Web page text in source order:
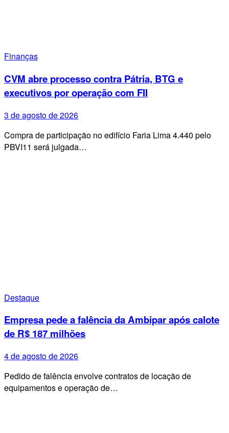
Finanças
CVM abre processo contra Pátria, BTG e
executivos por operação com FII
3 de agosto de 2026
Compra de participação no edifício Faria Lima 4.440 pelo
PBVI11 será julgada…
Destaque
Empresa pede a falência da Ambipar após calote
de R$ 187 milhões
4 de agosto de 2026
Pedido de falência envolve contratos de locação de
equipamentos e operação de…